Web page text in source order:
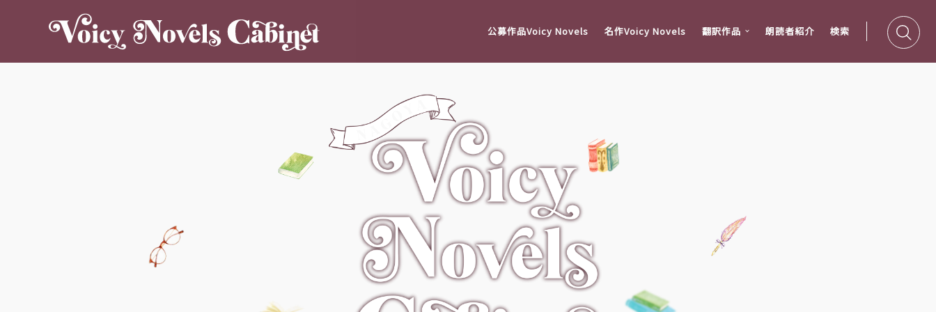
公募作品Voicy Novels 名作Voicy Novels 翻訳作品 朗読者紹介 検索